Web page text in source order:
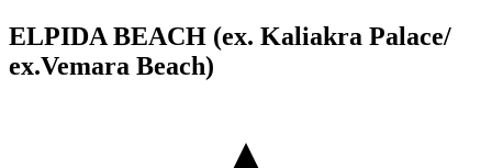
ELPIDA BEACH (ex. Kaliakra Palace/
ex.Vemara Beach)